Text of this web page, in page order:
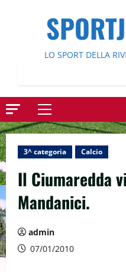
LO SPORT DELLA
Menu
principale
3^ categoria Calcio
Il Ciumaredda
Mandanici.
admin
07/01/2010